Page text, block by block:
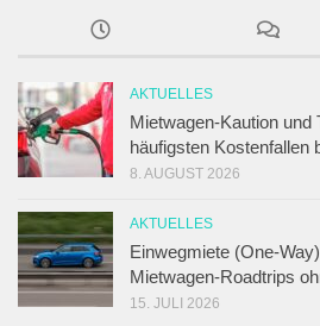
AKTUELLES
Mietwagen-Kaution und
häufigsten Kostenfallen
8. AUGUST 2026
AKTUELLES
Einwegmiete (One-
Mietwagen-Roadtrips
15. JULI 2026